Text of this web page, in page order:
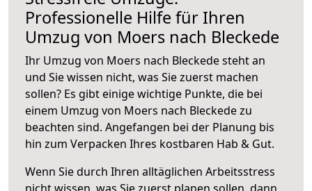
Professionelle Hilfe für Ihren
Umzug von Moers nach Bleckede
Ihr Umzug von Moers nach Bleckede steht an
und Sie wissen nicht, was Sie zuerst machen
sollen? Es gibt einige wichtige Punkte, die bei
einem Umzug von Moers nach Bleckede zu
beachten sind. Angefangen bei der Planung bis
hin zum Verpacken Ihres kostbaren Hab & Gut.
Wenn Sie durch Ihren alltäglichen Arbeitsstress